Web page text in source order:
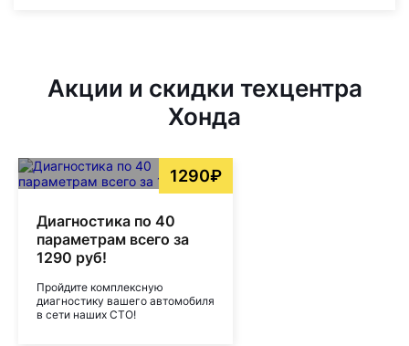
Акции и скидки техцентра
Хонда
1290₽
Диагностика по 40
параметрам всего за
1290 руб!
Пройдите комплексную
диагностику вашего автомобиля
в сети наших СТО!